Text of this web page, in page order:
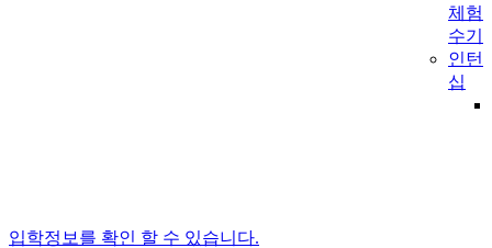
체험
수기
인턴
십
입학정보를 확인 할 수 있습니다.